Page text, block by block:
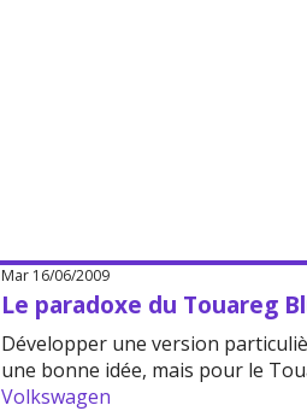
Mar 16/06/2009
Le paradoxe du Touareg
Développer une version
une bonne idée, mais pour le
Volkswagen